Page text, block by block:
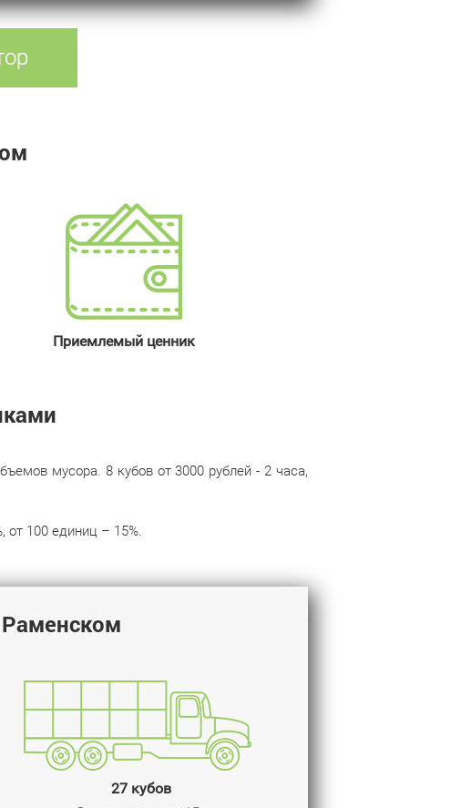
Приемлемый ценник
мусора. 8 кубов от 3000 рублей - 2 часа,
от 100 единиц – 15%.
27 кубов